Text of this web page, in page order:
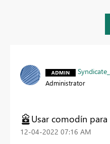
Administrator
Usar comodín para
‎12-04-2022 07:16 AM